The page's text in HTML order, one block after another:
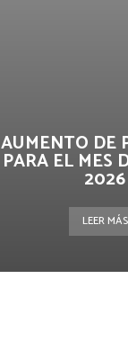
AUMENTO DE
PARA EL MES
2026
LEER MÁS